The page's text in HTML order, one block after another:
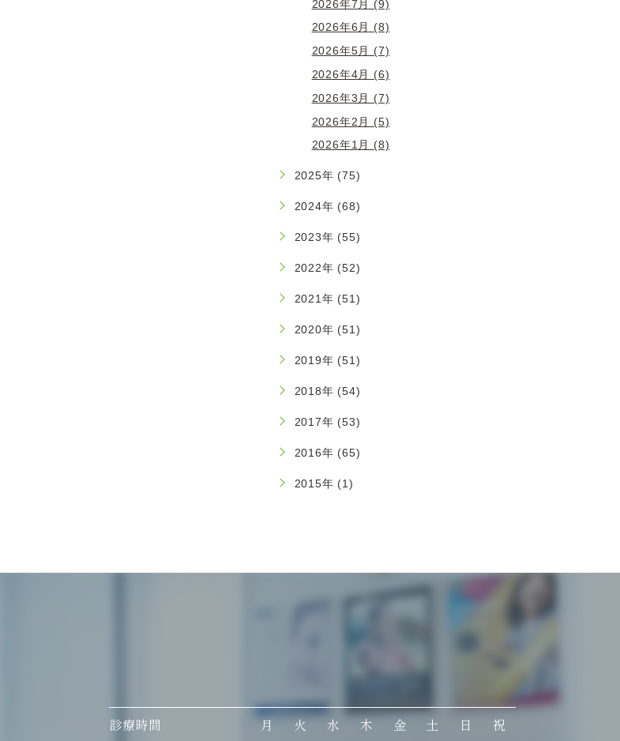
2026年7月 (9)
2026年6月 (8)
2026年5月 (7)
2026年4月 (6)
2026年3月 (7)
2026年2月 (5)
2026年1月 (8)
2025年 (75)
2024年 (68)
2023年 (55)
2022年 (52)
2021年 (51)
2020年 (51)
2019年 (51)
2018年 (54)
2017年 (53)
2016年 (65)
2015年 (1)
診療時間 月 火 水 木 金 土 日
祝